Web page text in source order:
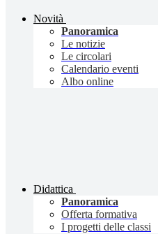
Novità
Panoramica
Le notizie
Le circolari
Calendario eventi
Albo online
Didattica
Panoramica
Offerta formativa
I progetti delle classi